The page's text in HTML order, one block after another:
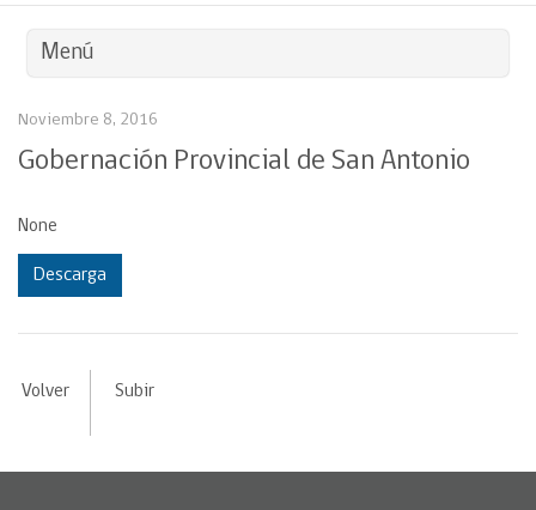
Menú
Noviembre 8, 2016
Gobernación Provincial de San Antonio
None
Descarga
Volver Subir